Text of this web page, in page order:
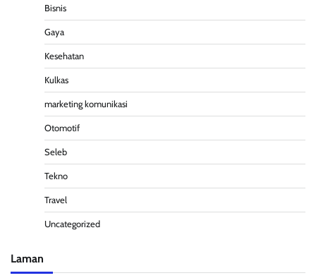
Bisnis
Gaya
Kesehatan
Kulkas
marketing komunikasi
Otomotif
Seleb
Tekno
Travel
Uncategorized
Laman